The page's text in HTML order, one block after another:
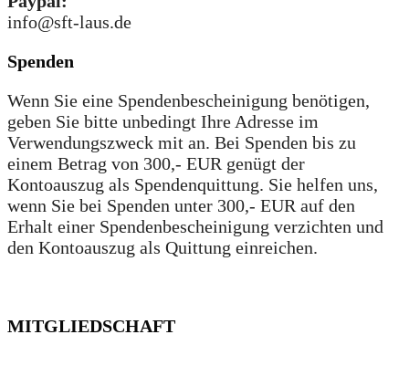
info@sft-laus.de
Spenden
Wenn Sie eine Spendenbescheinigung benötigen,
geben Sie bitte unbedingt Ihre Adresse im
Verwendungszweck mit an. Bei Spenden bis zu
einem Betrag von 300,- EUR genügt der
Kontoauszug als Spendenquittung. Sie helfen uns,
wenn Sie bei Spenden unter 300,- EUR auf den
Erhalt einer Spendenbescheinigung verzichten und
den Kontoauszug als Quittung einreichen.
MITGLIEDSCHAFT